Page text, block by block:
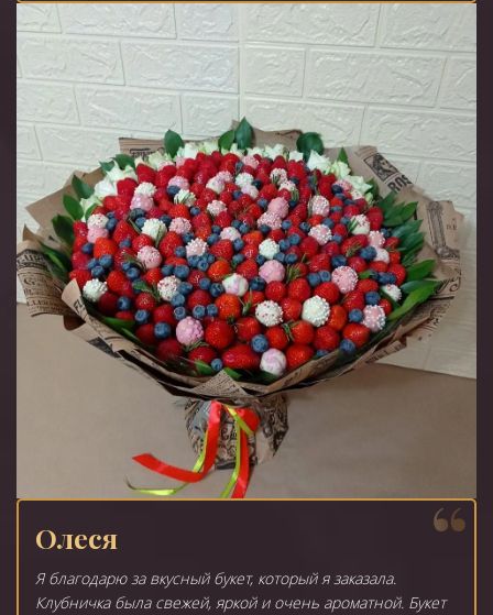
Олеся
Я благодарю за вкусный букет, который я заказала.
Клубничка была свежей, яркой и очень ароматной. Букет